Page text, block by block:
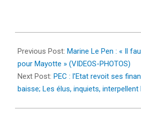
01-
07
Previous Post: Marine Le Pen : « Il
pour Mayotte » (VIDEOS-PHOTOS)
Next Post: PEC : l’Etat revoit ses
baisse; Les élus, inquiets,